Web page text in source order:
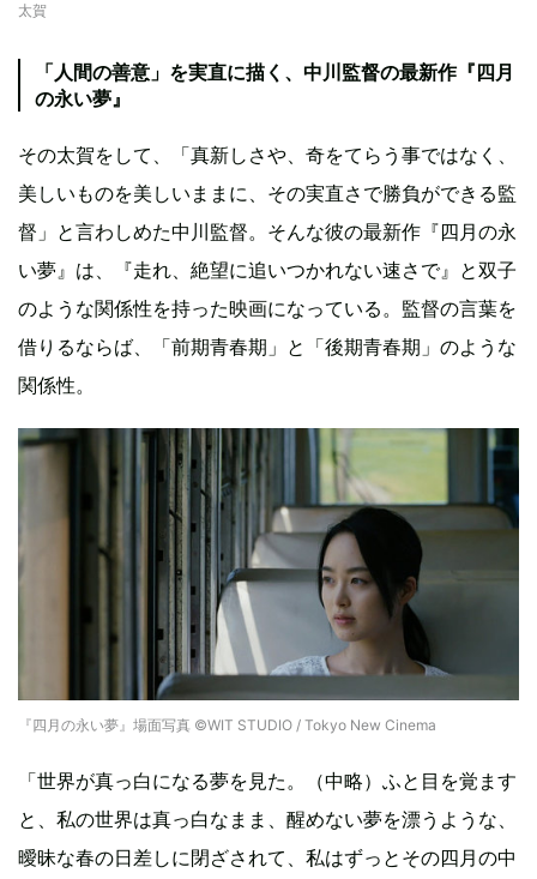
太賀
「人間の善意」を実直に描く、中川監督の最新作『四月
の永い夢』
その太賀をして、「真新しさや、奇をてらう事ではなく、
美しいものを美しいままに、その実直さで勝負ができる監
督」と言わしめた中川監督。そんな彼の最新作『四月の永
い夢』は、『走れ、絶望に追いつかれない速さで』と双子
のような関係性を持った映画になっている。監督の言葉を
借りるならば、「前期青春期」と「後期青春期」のような
関係性。
『四月の永い夢』場面写真 ©WIT STUDIO / Tokyo New Cinema
「世界が真っ白になる夢を見た。（中略）ふと目を覚ます
と、私の世界は真っ白なまま、醒めない夢を漂うような、
曖昧な春の日差しに閉ざされて、私はずっとその四月の中